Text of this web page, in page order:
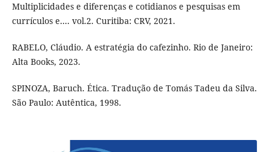
Multiplicidades e diferenças e cotidianos e pesquisas em
currículos e.... vol.2. Curitiba: CRV, 2021.
RABELO, Cláudio. A estratégia do cafezinho. Rio de Janeiro:
Alta Books, 2023.
SPINOZA, Baruch. Ética. Tradução de Tomás Tadeu da Silva.
São Paulo: Autêntica, 1998.